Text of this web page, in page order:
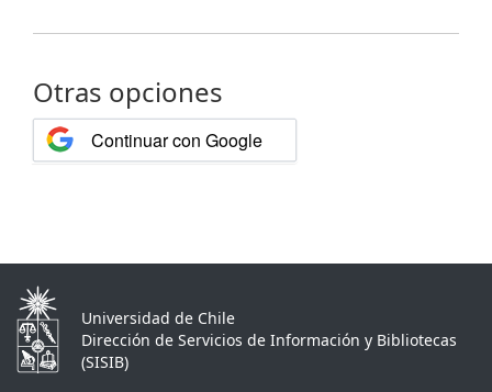
Otras opciones
Continuar con Google
Universidad de Chile
Dirección de Servicios de Información y Bibliotecas
(SISIB)